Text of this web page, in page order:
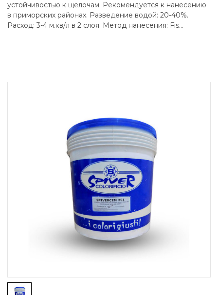
устойчивостью к щелочам. Рекомендуется к нанесению
в приморских районах. Разведение водой: 20-40%.
Расход: 3-4 м.кв/л в 2 слоя. Метод нанесения: Fis...